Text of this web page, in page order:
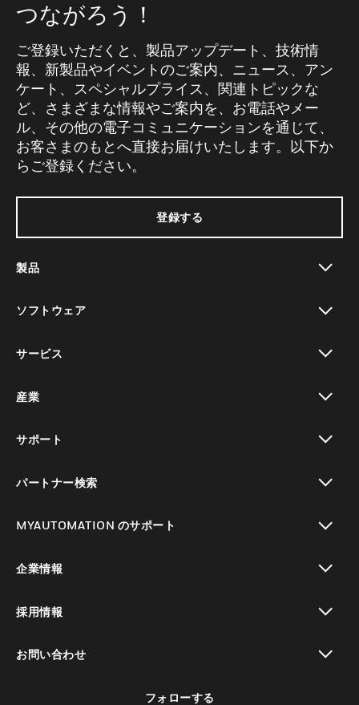
つながろう！
ご登録いただくと、製品アップデート、技術情
報、新製品やイベントのご案内、ニュース、アン
ケート、スペシャルプライス、関連トピックな
ど、さまざまな情報やご案内を、お電話やメー
ル、その他の電子コミュニケーションを通じて、
お客さまのもとへ直接お届けいたします。以下か
らご登録ください。
登録する
製品
ソフトウェア
サービス
産業
サポート
パートナー検索
MYAUTOMATION のサポート
企業情報
採用情報
お問い合わせ
フォローする